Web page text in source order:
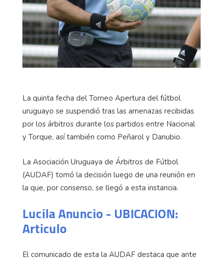
La quinta fecha del Torneo Apertura del fútbol
uruguayo se suspendió tras las amenazas recibidas
por los árbitros durante los partidos entre Nacional
y Torque, así también como Peñarol y Danubio.
La Asociación Uruguaya de Árbitros de Fútbol
(AUDAF) tomó la decisión luego de una reunión en
la que, por consenso, se llegó a esta instancia.
Lucila Anuncio - UBICACION:
Articulo
El comunicado de esta la AUDAF destaca que ante